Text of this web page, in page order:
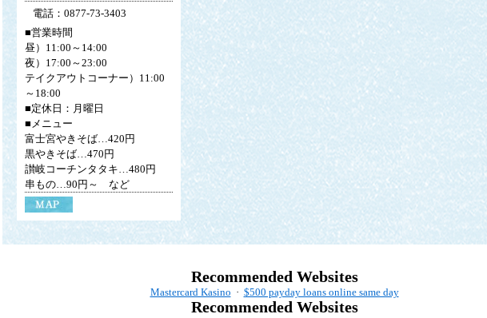
電話：0877-73-3403
■営業時間
昼）11:00～14:00
夜）17:00～23:00
テイクアウトコーナー）11:00
～18:00
■定休日：月曜日
■メニュー
富士宮やきそば…420円
黒やきそば…470円
讃岐コーチンタタキ…480円
串もの…90円～ など
Recommended Websites
Mastercard Kasino · $500 payday loans online same day
Recommended Websites